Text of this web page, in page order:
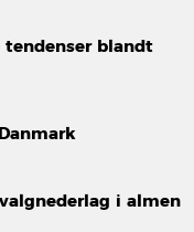
tendenser blandt
i almen